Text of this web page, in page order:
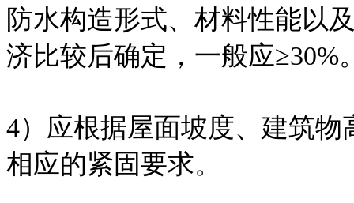
防水构造形式、材料性能以
济比较后确定，一般应≥30%
4）应根据屋面坡度、建筑
相应的紧固要求。